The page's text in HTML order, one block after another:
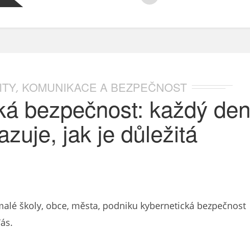
, KOMUNIKACE A BEZPEČNOST
bezpečnost: každý den
jak je důležitá
školy, obce, města, podniku kybernetická bezpečnost